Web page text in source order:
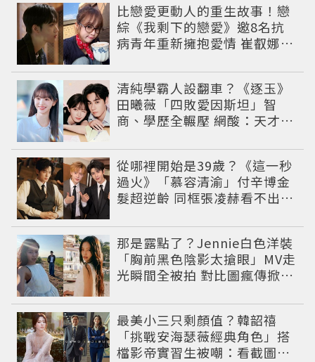
比戀愛更動人的重生故事！戀
綜《我剩下的戀愛》邀8名抗
病青年重新擁抱愛情 崔叡娜淚
清純學霸人設翻車？《逐玉》
田曦薇「四敗愛因斯坦」智
商、學歷全輾壓 網酸：天才全
從哪裡開始是39歲？《這一秒
過火》「慕容清渝」付辛博金
髮超逆齡 同框張凌赫看不出11
那是露點了？Jennie白色洋裝
「胸前黑色陰影太搶眼」MV走
光瞬間全被拍 對比圖瘋傳掀論
最美小三只剩顏值？韓韶禧
「挑戰安海瑟薇經典角色」搭
檔影帝實習生被嘲：看截圖就